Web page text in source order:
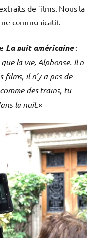
de films. Nous la
communicatif.
La nuit américaine:
la vie, Alphonse. Il n
films, il n’y a pas de
des trains, tu
la nuit.«